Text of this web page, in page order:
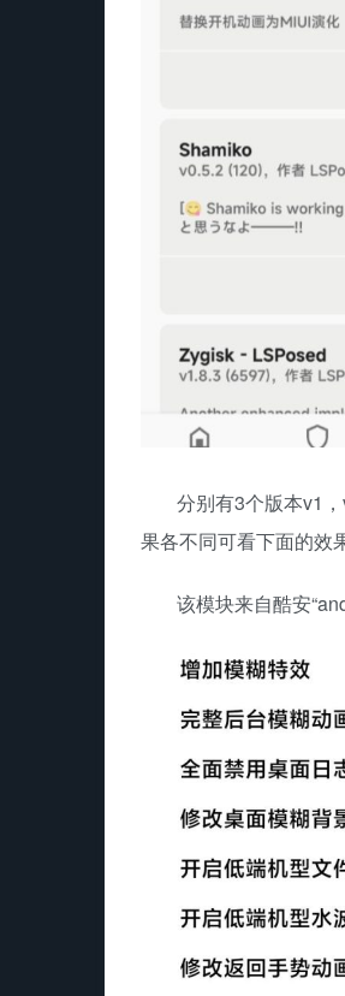
分别有3个版本v1
果各不同可看下面的效
该模块来自酷安